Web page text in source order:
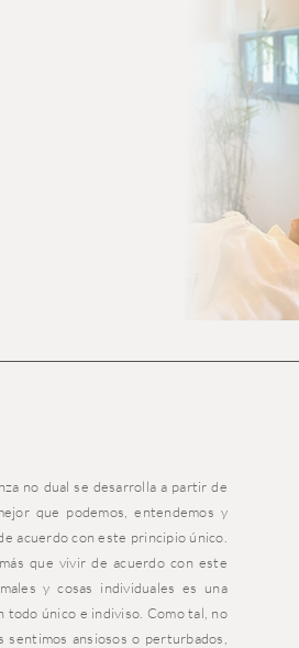
no dual se desarrolla a partir de
que podemos, entendemos y
acuerdo con este principio único.
que vivir de acuerdo con este
y cosas individuales es una
todo único e indiviso. Como tal, no
sentimos ansiosos o perturbados,